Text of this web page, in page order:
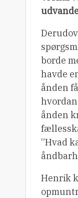
borde
havde
ånden
hvordan
ånden
”Hvad
Henrik